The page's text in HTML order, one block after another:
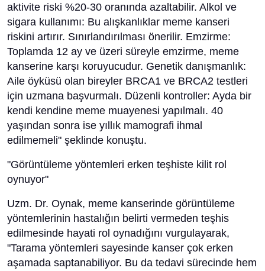
aktivite riski %20-30 oranında azaltabilir. Alkol ve
sigara kullanımı: Bu alışkanlıklar meme kanseri
riskini artırır. Sınırlandırılması önerilir. Emzirme:
Toplamda 12 ay ve üzeri süreyle emzirme, meme
kanserine karşı koruyucudur. Genetik danışmanlık:
Aile öyküsü olan bireyler BRCA1 ve BRCA2 testleri
için uzmana başvurmalı. Düzenli kontroller: Ayda bir
kendi kendine meme muayenesi yapılmalı. 40
yaşından sonra ise yıllık mamografi ihmal
edilmemeli" şeklinde konuştu.
"Görüntüleme yöntemleri erken teşhiste kilit rol
oynuyor"
Uzm. Dr. Oynak, meme kanserinde görüntüleme
yöntemlerinin hastalığın belirti vermeden teşhis
edilmesinde hayati rol oynadığını vurgulayarak,
"Tarama yöntemleri sayesinde kanser çok erken
aşamada saptanabiliyor. Bu da tedavi sürecinde hem